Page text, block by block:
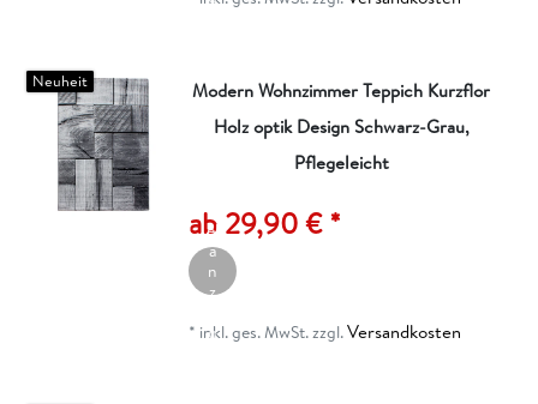
Neuheit
Modern Wohnzimmer Teppich Kurzflor
Holz optik Design Schwarz-Grau,
Pflegeleicht
ab 29,90 € *
ik
el
a
n
z
g
* inkl. ges. MwSt.zzgl.Versandkosten